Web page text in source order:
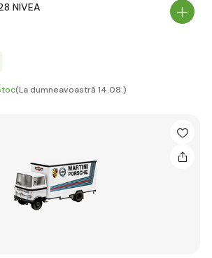
NIVEA
(La dumneavoastră 14.08.)